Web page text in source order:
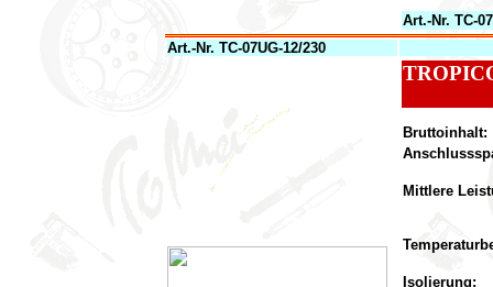
Art.-Nr. TC-
Art.-Nr. TC-07UG-12/230
Bruttoinhalt:
Mittlere
Isolierung: